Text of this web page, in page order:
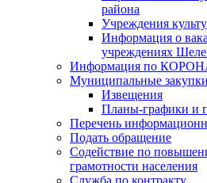
района
Учреждения
Информация о
учреждениях
Информация по
Муниципальные закупки
Извещения
Планы-графики и
Перечень
Подать обращение
Содействие по
грамотности населения
Служба по контракту